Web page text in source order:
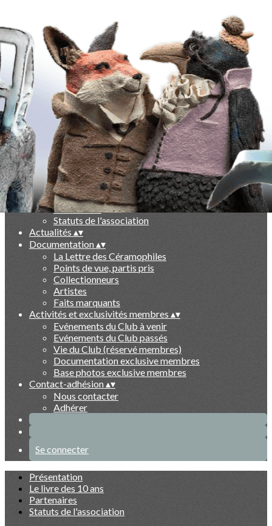
Exporter toutes les colonnes
Exporter uniquement les colonnes affichées
Menu
Ajoutez un logo, un bouton, des réseaux sociaux
Cliquez pour éditer
-
Qui sommes nous ?▴▾
Présentation
Le livre des 10 ans
Partenaires
Statuts de l'association
Actualités ▴▾
Documentation▴▾
La Lettre des Céramophiles
Points de vue, partis pris
Collectionneurs
Artistes
Faits marquants
Activités et exclusivités membres ▴▾
Evénements du Club à venir
Evénements du Club passés
Vie du Club (réservé membres)
Documentation exclusive membres
Base photos exclusive membres
Contact-adhésion▴▾
Nous contacter
Adhérer
Se connecter
Présentation
Le livre des 10 ans
Partenaires
Statuts de l'association